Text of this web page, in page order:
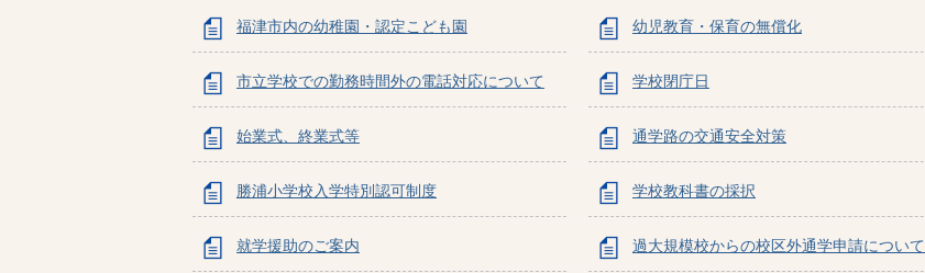
福津市内の幼稚園・認定こども園 幼児教育・保育の無償化
市立学校での勤務時間外の電話対応について 学校閉庁日
始業式、終業式等 通学路の交通安全対策
勝浦小学校入学特別認可制度 学校教科書の採択
就学援助のご案内 過大規模校からの校区外通学申請について